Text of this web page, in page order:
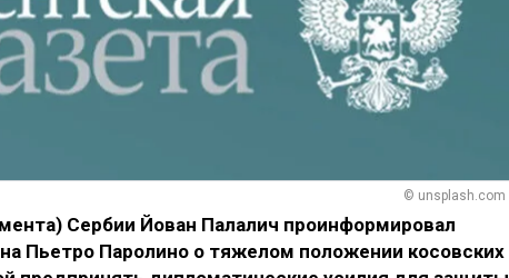
© unsplash.com
Сербии Йован Палалич проинформировал
Пьетро Паролино о тяжелом положении косовских